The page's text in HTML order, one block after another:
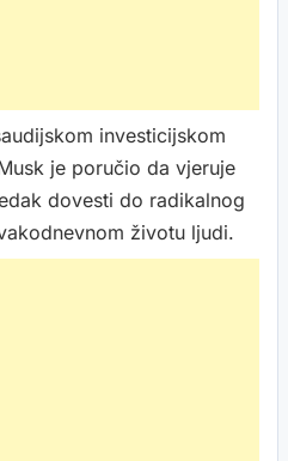
investicijskom
je poručio da vjeruje
dovesti do radikalnog
životu ljudi.